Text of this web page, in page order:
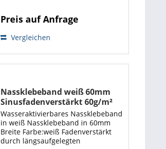
60g/m² Beschichtung durch
Preis auf Anfrage
Vergleichen
Nassklebeband weiß 60mm
Sinusfadenverstärkt 60g/m²
200m (1 Rolle)
Wasseraktivierbares Nassklebeband
in weiß Nassklebeband in 60mm
Breite Farbe:weiß Fadenverstärkt
durch längsaufgelegten